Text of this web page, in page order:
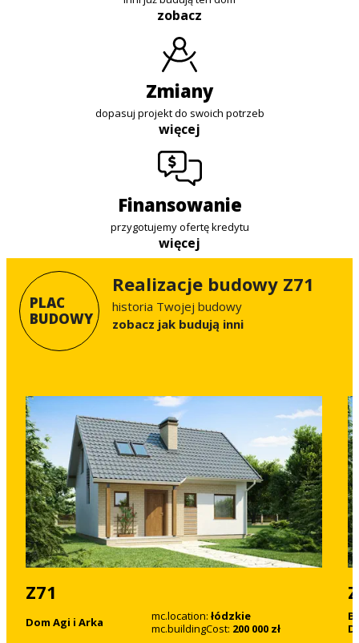
zobacz
zmiany
dopasuj projekt do swoich potrzeb
więcej
finansowanie
przygotujemy ofertę kredytu
więcej
PLAC
BUDOWY
Realizacje budowy Z71
historia Twojej budowy
Zobacz jak budują inni
Z71
Dom Agi i Arka mc.location: łódzkie
mc.buildingCost: 200 000 zł